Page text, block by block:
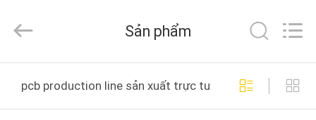
CHỦ
2026
LIMITED.
Reserved.
Sản phẩm
pcb production line sản xuất trực tuyến